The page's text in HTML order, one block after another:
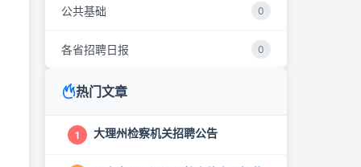
公共基础 0
各省招聘日报 0
热门文章
1 大理州检察机关招聘公告